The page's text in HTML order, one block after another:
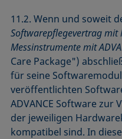
11.2. Wenn und soweit
Softwarepflegevertrag mit
Messinstrumente mit
Care Package")
für seine
veröffentlichten
ADVANCE Software
der jeweiligen
kompatibel sind. In